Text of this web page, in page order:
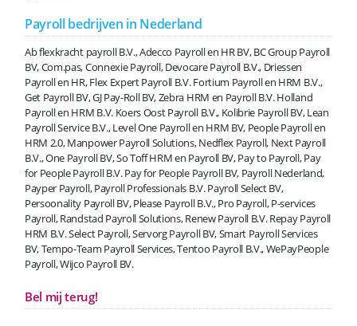
Payroll bedrijven in Nederland
Ab flexkracht payroll B.V., Adecco Payroll en HR BV, BC Group Payroll
BV, Com.pas, Connexie Payroll, Devocare Payroll B.V., Driessen
Payroll en HR, Flex Expert Payroll B.V. Fortium Payroll en HRM B.V.,
Get Payroll BV, GJ Pay-Roll BV, Zebra HRM en Payroll B.V. Holland
Payroll en HRM B.V. Koers Oost Payroll B.V., Kolibrie Payroll BV, Lean
Payroll Service B.V., Level One Payroll en HRM BV, People Payroll en
HRM 2.0, Manpower Payroll Solutions, Nedflex Payroll, Next Payroll
B.V., One Payroll BV, So Toff HRM en Payroll BV, Pay to Payroll, Pay
for People Payroll B.V. Pay for People Payroll BV, Payroll Nederland,
Payper Payroll, Payroll Professionals B.V. Payroll Select BV,
Persoonality Payroll BV, Please Payroll B.V., Pro Payroll, P-services
Payroll, Randstad Payroll Solutions, Renew Payroll B.V. Repay Payroll
HRM B.V. Select Payroll, Servorg Payroll BV, Smart Payroll Services
BV, Tempo-Team Payroll Services, Tentoo Payroll B.V., WePayPeople
Payroll, Wijco Payroll BV.
Bel mij terug!